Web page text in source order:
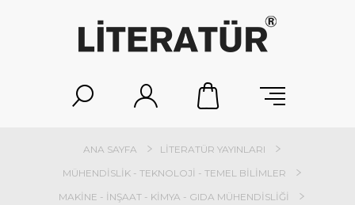
ANA SAYFA
LITERATÜR YAYINLARI
MÜHENDISLIK - TEKNOLOJI - TEMEL BILIMLER
MAKINE - İNŞAAT - KIMYA - GIDA MÜHENDISLIĞI